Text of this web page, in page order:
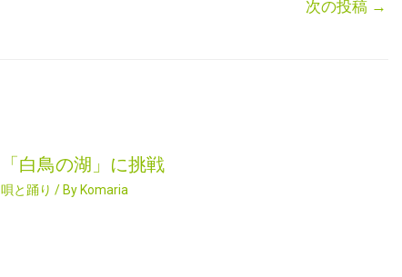
次の投稿 →
「白鳥の湖」に挑戦
唄と踊り / By Komaria